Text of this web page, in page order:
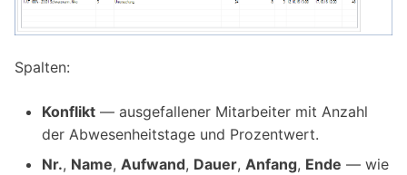
Spalten:
Konflikt — ausgefallener Mitarbeiter mit Anzahl
der Abwesenheitstage und Prozentwert.
Nr., Name, Aufwand, Dauer, Anfang, Ende — wie